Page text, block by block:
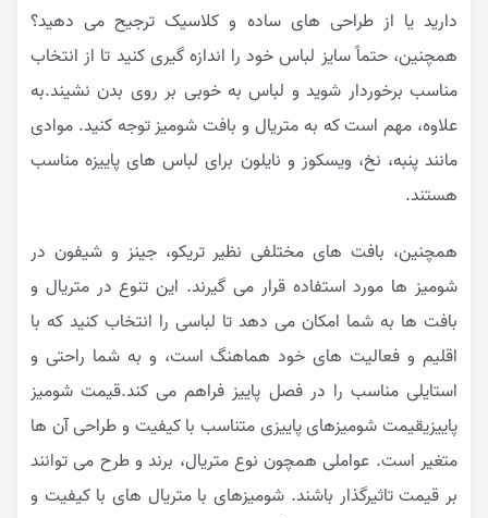
دارید یا از طراحی های ساده و کلاسیک ترجیح می دهید؟
همچنین، حتماً سایز لباس خود را اندازه گیری کنید تا از انتخاب
مناسب برخوردار شوید و لباس به خوبی بر روی بدن نشیند.به
علاوه، مهم است که به متریال و بافت شومیز توجه کنید. موادی
مانند پنبه، نخ، ویسکوز و نایلون برای لباس های پاییزه مناسب
هستند.
همچنین، بافت های مختلفی نظیر تریکو، جینز و شیفون در
شومیز ها مورد استفاده قرار می گیرند. این تنوع در متریال و
بافت ها به شما امکان می دهد تا لباسی را انتخاب کنید که با
اقلیم و فعالیت های خود هماهنگ است، و به شما راحتی و
استایلی مناسب را در فصل پاییز فراهم می کند.قیمت شومیز
پاییزیقیمت شومیزهای پاییزی متناسب با کیفیت و طراحی آن ها
متغیر است. عواملی همچون نوع متریال، برند و طرح می توانند
بر قیمت تاثیرگذار باشند. شومیزهای با متریال های با کیفیت و